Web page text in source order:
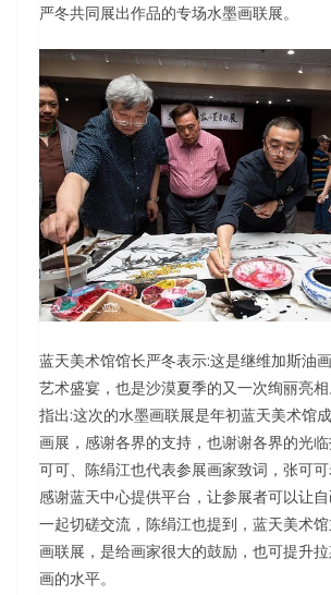
严冬共同展出作品的专场水墨画联展。
蓝天美术馆馆长严冬表示:这是继维加斯油
艺术盛宴，也是沙漠夏季的又一次绚丽亮
指出:这次的水墨画联展是年初蓝天美术馆
画展，感谢各界的支持，也谢谢各界的光
可可、陈绢江也代表参展画家致词，张可
感谢蓝天中心提供平台，让参展者可以让
一起切磋交流，陈绢江也提到，蓝天美术
画联展，是给画家很大的鼓励，也可提升
画的水平。